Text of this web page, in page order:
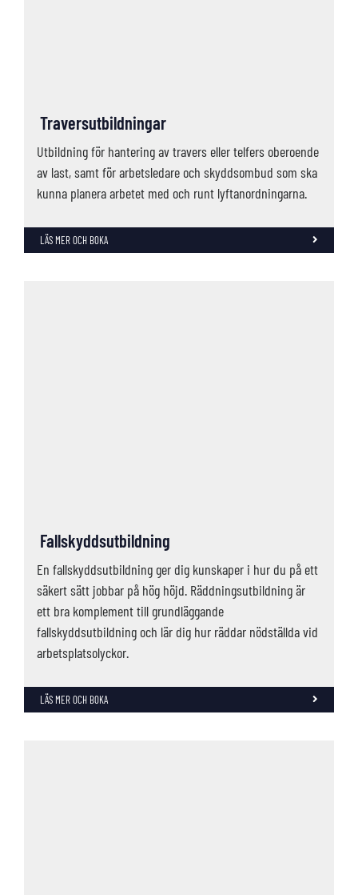
Traversutbildningar
Utbildning för hantering av travers eller telfers oberoende
av last, samt för arbetsledare och skyddsombud som ska
kunna planera arbetet med och runt lyftanordningarna.
LÄS MER OCH BOKA
Fallskyddsutbildning
En fallskyddsutbildning ger dig kunskaper i hur du på ett
säkert sätt jobbar på hög höjd. Räddningsutbildning är
ett bra komplement till grundläggande
fallskyddsutbildning och lär dig hur räddar nödställda vid
arbetsplatsolyckor.
LÄS MER OCH BOKA